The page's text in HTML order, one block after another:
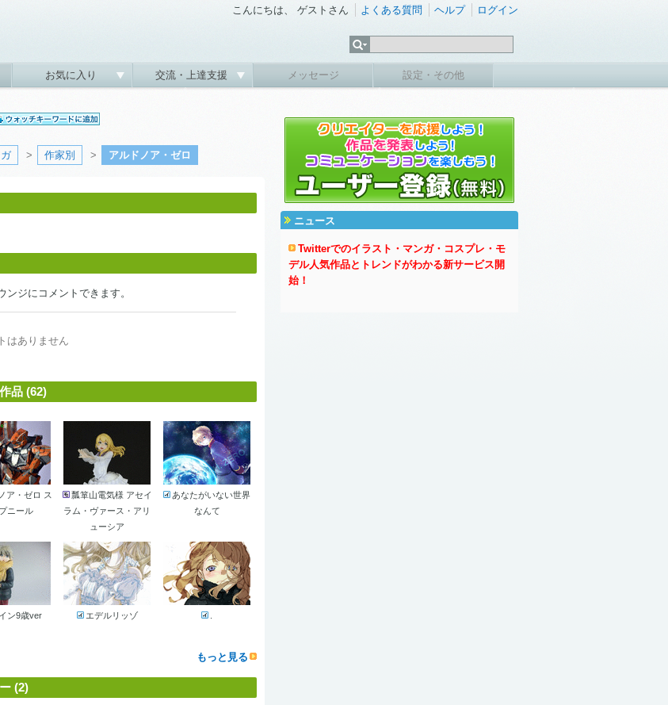
こんにちは、 ゲストさん よくある質問 ヘルプ ログイン
お気に入り 交流・上達支援 メッセージ 設定・その他
> 作家別 > アルドノア・ゼロ
ンジにコメントできます。
はありません
品 (62)
ア・ゼロ ス
ニール
瓢箪山電気様 アセイ
ラム・ヴァース・アリ
ューシア
あなたがいない世界
なんて
ン9歳ver エデルリッゾ
もっと見る
(2)
ニュース
Twitterでのイラスト・マンガ・コスプレ・モ
デル人気作品とトレンドがわかる新サービス開
始！